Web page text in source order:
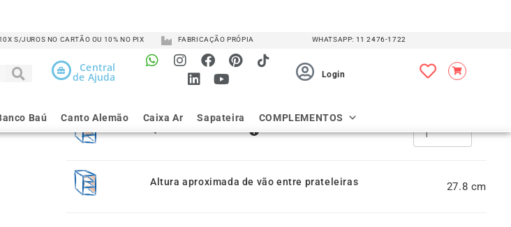
Opcionais
Altura aproximada de vão entre prateleiras 27.8